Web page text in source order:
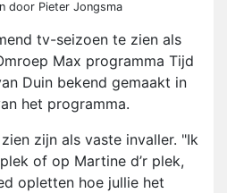
door Pieter Jongsma
tv-seizoen te zien als
Max programma Tijd
Duin bekend gemaakt in
het programma.
zijn als vaste invaller. "Ik
of op Martine d’r plek,
opletten hoe jullie het